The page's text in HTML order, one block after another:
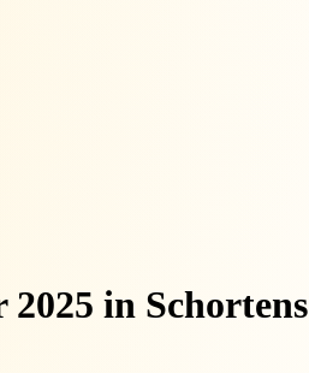
2025 in Schortens